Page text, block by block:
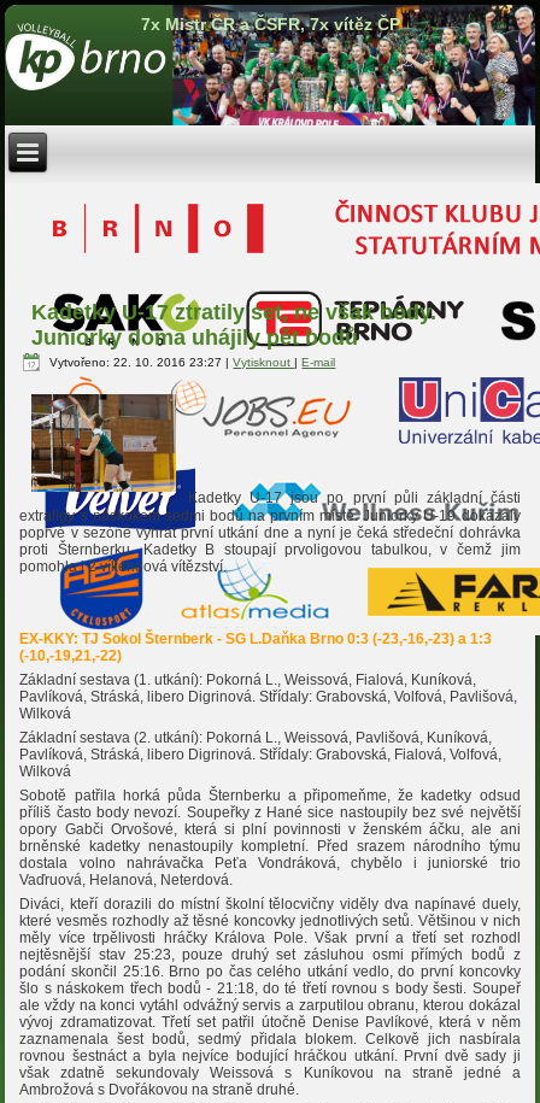
7x Mistr ČR a ČSFR, 7x vítěz ČP
Kadetky U-17 ztratily set, ne však body.
Juniorky doma uhájily pět bodů
Vytvořeno: 22. 10. 2016 23:27 |Vytisknout|E-mail
Kadetky U-17 jsou po první půli základní části
extraligy s náskokem sedmi bodů na prvním místě. Juniorky U-19 dokázaly
poprvé v sezóně vyhrát první utkání dne a nyní je čeká středeční dohrávka
proti Šternberku. Kadetky B stoupají prvoligovou tabulkou, v čemž jim
pomohla i 2 víkendová vítězství.
EX-KKY: TJ Sokol Šternberk -SG L.Daňka Brno 0:3 (-23,-16,-23) a 1:3
(-10,-19,21,-22)
Základní sestava (1. utkání): Pokorná L., Weissová, Fialová, Kuníková,
Pavlíková, Stráská, libero Digrinová. Střídaly: Grabovská, Volfová, Pavlišová,
Wilková
Základní sestava (2. utkání): Pokorná L., Weissová, Pavlišová, Kuníková,
Pavlíková, Stráská, libero Digrinová. Střídaly: Grabovská, Fialová, Volfová,
Wilková
Sobotě patřila horká půda Šternberku a připomeňme, že kadetky odsud
příliš často body nevozí. Soupeřky z Hané sice nastoupily bez své největší
opory Gabči Orvošové, která si plní povinnosti v ženském áčku, ale ani
brněnské kadetky nenastoupily kompletní. Před srazem národního týmu
dostala volno nahrávačka Peťa Vondráková, chybělo i juniorské trio
Vaďruová, Helanová, Neterdová.
Diváci, kteří dorazili do místní školní tělocvičny viděly dva napínavé duely,
které vesměs rozhodly až těsné koncovky jednotlivých setů. Většinou v nich
měly více trpělivosti hráčky Králova Pole. Však první a třetí set rozhodl
nejtěsnější stav 25:23, pouze druhý set zásluhou osmi přímých bodů z
podání skončil 25:16. Brno po čas celého utkání vedlo, do první koncovky
šlo s náskokem třech bodů - 21:18, do té třetí rovnou s body šesti. Soupeř
ale vždy na konci vytáhl odvážný servis a zarputilou obranu, kterou dokázal
vývoj zdramatizovat. Třetí set patřil útočně Denise Pavlíkové, která v něm
zaznamenala šest bodů, sedmý přidala blokem. Celkově jich nasbírala
rovnou šestnáct a byla nejvíce bodující hráčkou utkání. První dvě sady ji
však zdatně sekundovaly Weissová s Kuníkovou na straně jedné a
Ambrožová s Dvořákovou na straně druhé.